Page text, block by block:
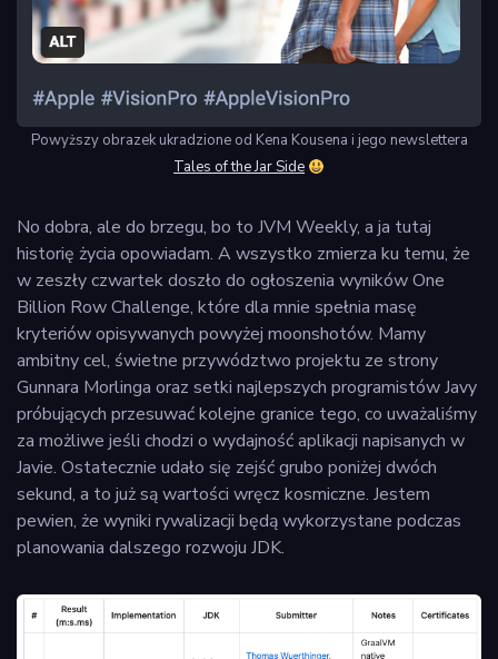
Powyższy obrazek ukradzione od Kena Kousena i jego newslettera
Tales of the Jar Side
No dobra, ale do brzegu, bo to JVM Weekly, a ja tutaj
historię życia opowiadam. A wszystko zmierza ku temu, że
w zeszły czwartek doszło do ogłoszenia wyników One
Billion Row Challenge, które dla mnie spełnia masę
kryteriów opisywanych powyżej moonshotów. Mamy
ambitny cel, świetne przywództwo projektu ze strony
Gunnara Morlinga oraz setki najlepszych programistów Javy
próbujących przesuwać kolejne granice tego, co uważaliśmy
za możliwe jeśli chodzi o wydajność aplikacji napisanych w
Javie. Ostatecznie udało się zejść grubo poniżej dwóch
sekund, a to już są wartości wręcz kosmiczne. Jestem
pewien, że wyniki rywalizacji będą wykorzystane podczas
planowania dalszego rozwoju JDK.